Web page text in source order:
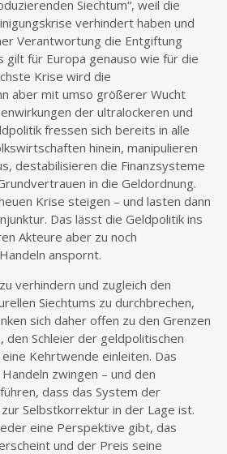
Siechtum“, weil die
verhindert haben und
Verantwortung die Entgiftung
gilt für Europa genauso wie für die
Krise wird die
aber mit umso größerer Wucht
der ultralockeren und
fressen sich bereits in alle
hinein, manipulieren
destabilisieren die Finanzsysteme
in die Geldordnung.
Krise steigen – und lasten dann
Das lässt die Geldpolitik ins
Akteure aber zu noch
anspornt.
verhindern und zugleich den
Siechtums zu durchbrechen,
sich daher offen zu den Grenzen
den Schleier der geldpolitischen
Kehrtwende einleiten. Das
zwingen – und den
dass das System der
Selbstkorrektur in der Lage ist.
eine Perspektive gibt, das
und der Preis seine